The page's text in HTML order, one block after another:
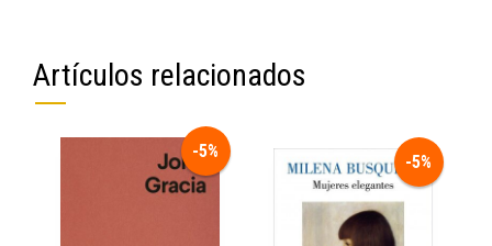
Artículos relacionados
-5%
-5%